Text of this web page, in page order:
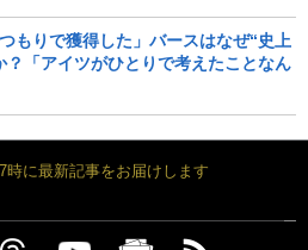
もりで獲得した」バースはなぜ“史上
「アイツがひとりで考えたことなん
時に最新記事をお届けします